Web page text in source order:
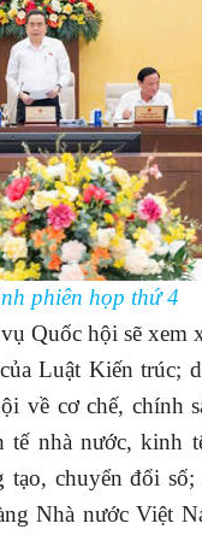
phiên họp thứ 4
Quốc hội sẽ xem
Luật Kiến trúc;
về cơ chế, chính
tế nhà nước, kinh
chuyển đổi
Nhà nước Việt